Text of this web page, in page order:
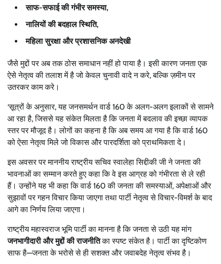
साफ-सफाई की गंभीर समस्या,
नालियों की बदहाल स्थिति,
महिला सुरक्षा और प्रशासनिक अनदेखी
जैसे मुद्दों पर अब तक ठोस समाधान नहीं हो पाया है। इसी कारण जनता एक
ऐसे नेतृत्व की तलाश में है जो केवल चुनावी वादे न करे, बल्कि ज़मीन पर
उतरकर काम करे।
‘सूत्रों के अनुसार, यह जनसमर्थन वार्ड 160 के अलग-अलग इलाकों से सामने
आ रहा है, जिससे यह संकेत मिलता है कि जनता में बदलाव की इच्छा व्यापक
स्तर पर मौजूद है। लोगों का कहना है कि अब समय आ गया है कि वार्ड 160
को ऐसा नेतृत्व मिले जो विकास और पारदर्शिता को प्राथमिकता दे।
इस अवसर पर माननीय राष्ट्रीय सचिव स्वालेहा सिद्दीकी जी ने जनता की
भावनाओं का सम्मान करते हुए कहा कि वे इस आग्रह को गंभीरता से ले रही
हैं। उन्होंने यह भी कहा कि वार्ड 160 की जनता की समस्याओं, अपेक्षाओं और
सुझावों पर गहन विचार किया जाएगा तथा पार्टी नेतृत्व से विचार-विमर्श के बाद
आगे का निर्णय लिया जाएगा।
राष्ट्रीय महास्वराज भूमि पार्टीका मानना है कि जनता से उठी यह मांग
जनभागीदारी और मुद्दों की राजनीतिका स्पष्ट संकेत है। पार्टी का दृष्टिकोण
साफ है—जनता के भरोसे से ही सशक्त और जवाबदेह नेतृत्व संभव है।